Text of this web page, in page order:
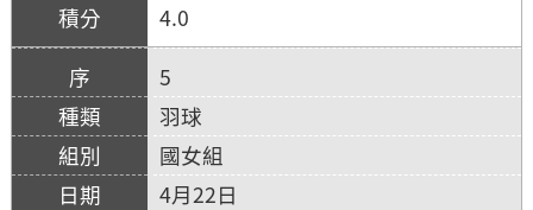
4.0
5
羽球
國女組
4月22日